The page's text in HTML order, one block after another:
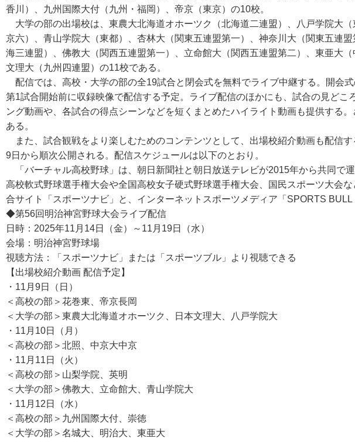
香川）、九州国際大付（九州・福岡）、帝京（東京）の10校。
大学の部の出場校は、東農大北海道オホーツク（北海道二連盟）、八戸学院大
京六）、青山学院大（東都）、杏林大（関東五連盟第一）、神奈川大（関東五連
海三連盟）、佛教大（関西五連盟第一）、立命館大（関西五連盟第二）、東亜大
文理大（九州四連盟）の11校である。
配信では、高校・大学の部の全19試合と閉会式を無料でライブ中継する。開会
第1試合開始前に収録映像で配信する予定。ライブ配信のほかにも、試合の見どこ
ング動画や、各試合の得点シーンなどを短くまとめたハイライト動画も提供する
ある。
また、試合観戦をより楽しむためのコンテンツとして、出場校紹介動画も配信
9日から順次公開される。配信スケジュールは以下のとおり。
「バーチャル高校野球」は、朝日新聞社と朝日放送テレビが2015年から共同で
高校軟式野球選手権大会や全国高校女子硬式野球選手権大会、国民スポーツ大会
合サイト「スポーツナビ」と、インターネットスポーツメディア「SPORTS BULL
◆第56回明治神宮野球大会ライブ配信
日時：2025年11月14日（金）～11月19日（水）
会場：明治神宮野球場
視聴方法：「スポーツナビ」または「スポーツブル」より視聴できる
【出場校紹介動画 配信予定】
・11月9日（日）
＜高校の部＞花巻東、帝京長岡
＜大学の部＞東農大北海道オホーツク、日本文理大、八戸学院大
・11月10日（月）
＜高校の部＞北照、中京大中京
・11月11日（火）
＜高校の部＞山梨学院、英明
＜大学の部＞佛教大、立命館大、青山学院大
・11月12日（水）
＜高校の部＞九州国際大付、崇徳
＜大学の部＞名城大、明治大、東亜大